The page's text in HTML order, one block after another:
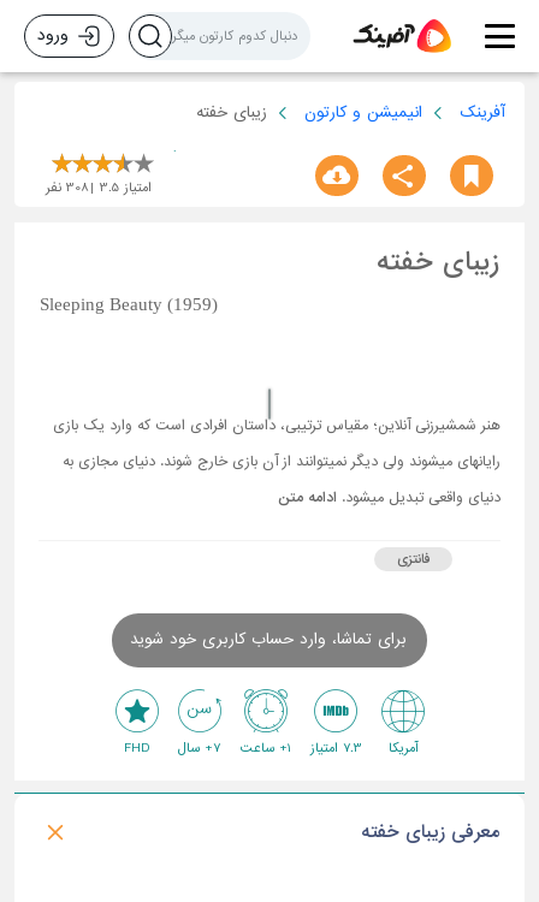
ورود
آفرینک انیمیشن و کارتون زیبای خفته
امتیاز 3.5
308 نفر
زیبای خفته
Sleeping Beauty (1959)
هنر شمشیرزنی آنلاین؛ مقیاس ترتیبی، داستان افرادی است که وارد یک بازی
رایانه­ای می­شوند ولی دیگر نمی­توانند از آن بازی خارج شوند. دنیای مجازی به
دنیای واقعی تبدیل می­شود. ادامه متن
فانتزی
برای تماشا، وارد حساب کاربری خود شوید
آمریکا 7.3 امتیاز 1+ ساعت 7+ سال FHD
معرفی زیبای خفته